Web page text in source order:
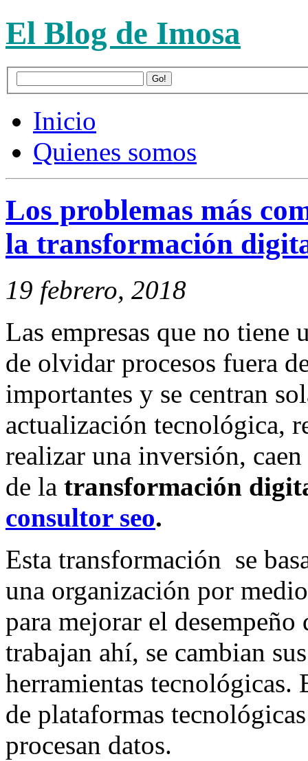
El Blog de Imosa
Inicio
Quienes somos
Los problemas más
la transformación
19 febrero, 2018
Las empresas que no tiene
de olvidar procesos fuera
importantes y se centran
actualización tecnológica,
realizar una inversión,
de la transformación
consultor seo.
Esta transformación se
una organización por
para mejorar el
trabajan ahí, se cambian
herramientas
de plataformas
procesan datos.